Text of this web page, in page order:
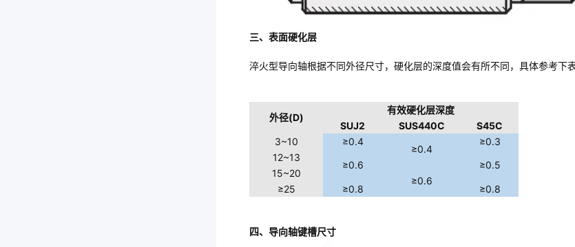
三、表面硬化层
淬火型导向轴根据不同外径尺寸，硬化层的深度值会有所不同，具体参考下表
外径(D)
有效硬化层深度
SUJ2
SUS440C
S45C
3~10
≥0.4
≥0.4
≥0.3
12~13
≥0.6 ≥0.5
15~20
≥0.6
≥25 ≥0.8 ≥0.8
四、导向轴键槽尺寸